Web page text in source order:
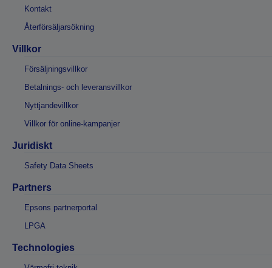
Kontakt
Återförsäljarsökning
Villkor
Försäljningsvillkor
Betalnings- och leveransvillkor
Nyttjandevillkor
Villkor för online-kampanjer
Juridiskt
Safety Data Sheets
Partners
Epsons partnerportal
LPGA
Technologies